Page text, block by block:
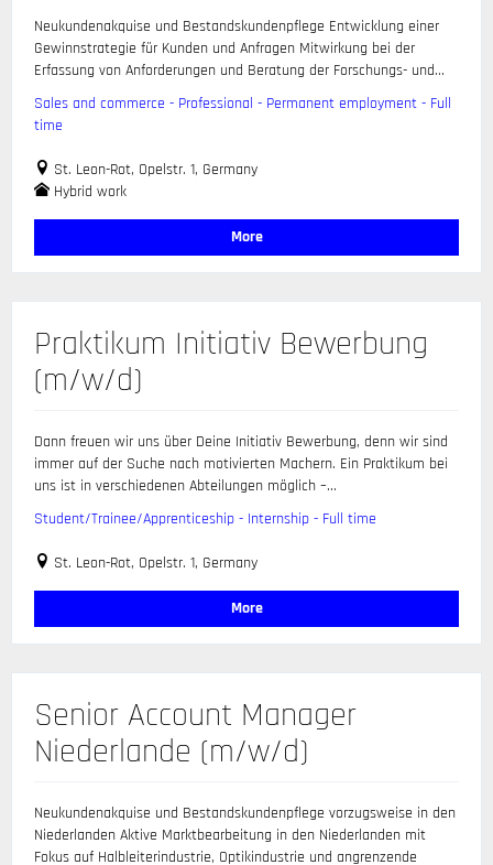
Neukundenakquise und Bestandskundenpflege Entwicklung einer
Gewinnstrategie für Kunden und Anfragen Mitwirkung bei der
Erfassung von Anforderungen und Beratung der Forschungs- und...
Sales and commerce - Professional - Permanent employment - Full
time
St. Leon-Rot, Opelstr. 1, Germany
Hybrid work
More
Praktikum Initiativ Bewerbung
(m/w/d)
Dann freuen wir uns über Deine Initiativ Bewerbung, denn wir sind
immer auf der Suche nach motivierten Machern. Ein Praktikum bei
uns ist in verschiedenen Abteilungen möglich –...
Student/Trainee/Apprenticeship - Internship - Full time
St. Leon-Rot, Opelstr. 1, Germany
More
Senior Account Manager
Niederlande (m/w/d)
Neukundenakquise und Bestandskundenpflege vorzugsweise in den
Niederlanden Aktive Marktbearbeitung in den Niederlanden mit
Fokus auf Halbleiterindustrie, Optikindustrie und angrenzende